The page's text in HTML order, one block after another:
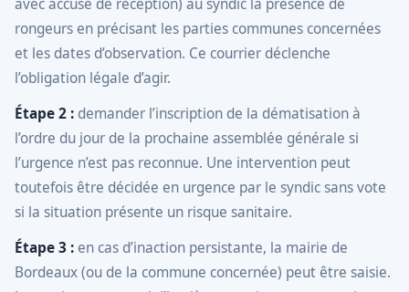
avec accusé de réception) au syndic la présence de
rongeurs en précisant les parties communes concernées
et les dates d’observation. Ce courrier déclenche
l’obligation légale d’agir.
Étape 2 : demander l’inscription de la dématisation à
l’ordre du jour de la prochaine assemblée générale si
l’urgence n’est pas reconnue. Une intervention peut
toutefois être décidée en urgence par le syndic sans vote
si la situation présente un risque sanitaire.
Étape 3 : en cas d’inaction persistante, la mairie de
Bordeaux (ou de la commune concernée) peut être saisie.